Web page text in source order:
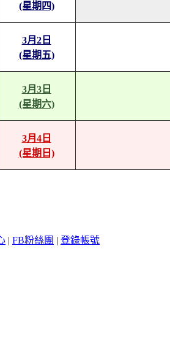
(星期四)
3月2日
(星期五)
3月3日
(星期六)
3月4日
(星期日)
| FB粉絲團 | 登錄帳號